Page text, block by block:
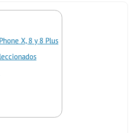
X, 8 y 8 Plus